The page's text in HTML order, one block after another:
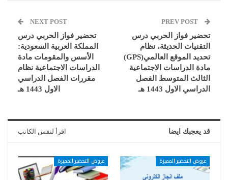
تحضير فواز الحربي درس
التقنيات الحديثة، نظام
تحديد الموقع العالمي(GPS)
مادة الدراسات الاجتماعية
الثالث المتوسط الفصل
الدراسي الاول 1443 هـ
NEXT POST
تحضير فواز الحربي درس
المملكة العربية السعودية:
الأسس والمقومات مادة
الدراسات الاجتماعية نظام
مقررات الفصل الدراسي
الاول 1443 هـ
قد يعجبك ايضا اقرأ لنفس الكاتب
عروض التحضير المميزة عروض التحضير المميزة